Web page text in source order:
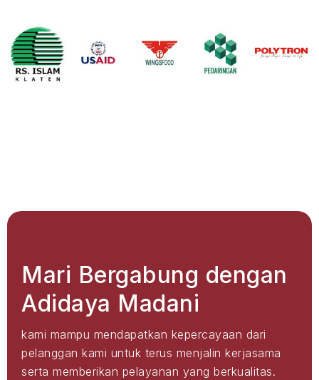
Mari Bergabung dengan
Adidaya Madani
kami mampu mendapatkan kepercayaan dari
pelanggan kami untuk terus menjalin kerjasama
serta memberikan pelayanan yang berkualitas.